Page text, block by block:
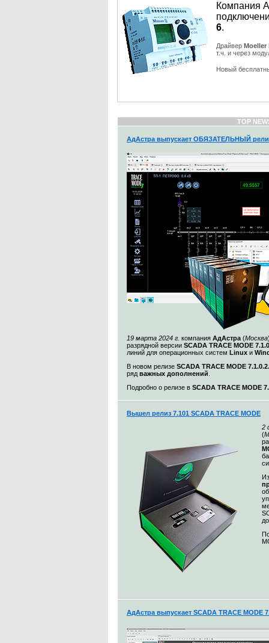
Компания
6.
Драйвер Moeller
т.ч. и через
Новый
TOP
АдАстра выпускает ОБЯЗАТЕЛЬНЫЙ релиз
19 марта 2024 г. компания АдАстра (Москва
разрядной версии SCADA TRACE MODE
линий для операционных систем Linux и
В новом релизе SCADA TRACE MODE 7.1.0.2.
ряд важных дополнений
Подробно о релизе в SCADA TRACE MODE
Вышел релиз 7.101 SCADA TRACE MODE
2
(
АдАстра выпускает SCADA TRACE MODE